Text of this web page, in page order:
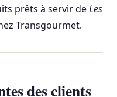
prêts à servir deLes
Transgourmet.
des clients